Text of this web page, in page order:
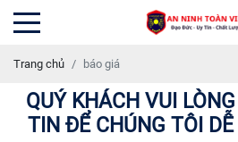
Trang chủ báo giá
QUÝ KHÁCH VUI
TIN ĐỂ CHÚNG TÔI